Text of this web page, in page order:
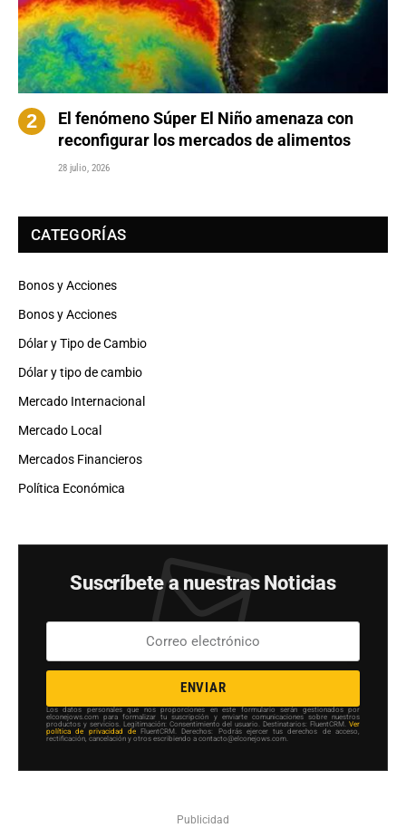
El fenómeno Súper El Niño amenaza con
reconfigurar los mercados de alimentos
28 julio, 2026
CATEGORÍAS
Bonos y Acciones
Bonos y Acciones
Dólar y Tipo de Cambio
Dólar y tipo de cambio
Mercado Internacional
Mercado Local
Mercados Financieros
Política Económica
Suscríbete a nuestras Noticias
ENVIAR
Los datos personales que nos proporciones en este formulario serán gestionados por
elconejows.com para formalizar tu suscripción y enviarte comunicaciones sobre nuestros
productos y servicios. Legitimación: Consentimiento del usuario. Destinatarios: FluentCRM. Ver
política de privacidad de FluentCRM. Derechos: Podrás ejercer tus derechos de acceso,
rectificación, cancelación y otros escribiendo a contacto@elconejows.com.
Publicidad